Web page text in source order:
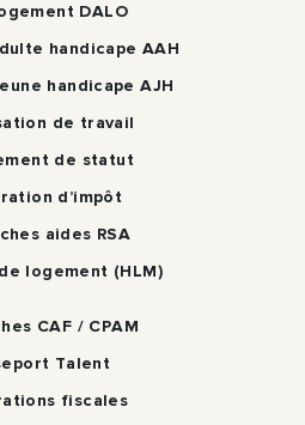
DALO
handicape AAH
handicape AJH
de travail
de statut
d’impôt
aides RSA
logement (HLM)
CAF / CPAM
Talent
fiscales